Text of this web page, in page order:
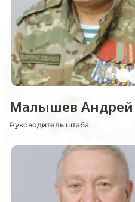
Малышев Андрей
Руководитель штаба